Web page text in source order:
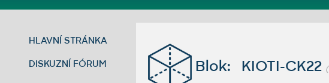
HLAVNÍ STRÁNKA
DISKUZNÍ FÓRUM Blok: KIOTI-CK22